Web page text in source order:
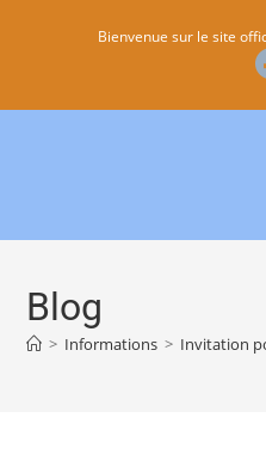
Bienvenue sur le site
Blog
> Informations > Invitation